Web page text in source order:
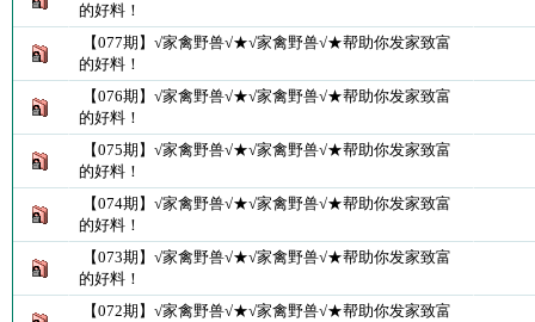
的好料！
【077期】√家禽野兽√★√家禽野兽√★帮助你发家致富
的好料！
【076期】√家禽野兽√★√家禽野兽√★帮助你发家致富
的好料！
【075期】√家禽野兽√★√家禽野兽√★帮助你发家致富
的好料！
【074期】√家禽野兽√★√家禽野兽√★帮助你发家致富
的好料！
【073期】√家禽野兽√★√家禽野兽√★帮助你发家致富
的好料！
【072期】√家禽野兽√★√家禽野兽√★帮助你发家致富